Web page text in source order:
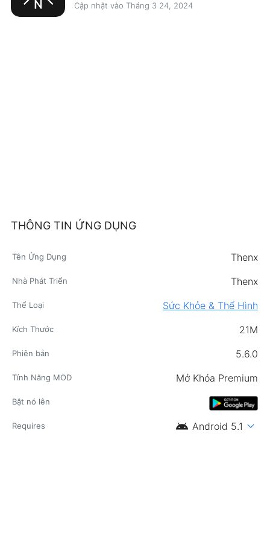
Cập nhật vào Tháng 3 24, 2024
THÔNG TIN ỨNG DỤNG
Tên Ứng Dụng Thenx
Nhà Phát Triển Thenx
Thể Loại Sức Khỏe & Thể Hình
Kích Thước 21M
Phiên bản 5.6.0
Tính Năng MOD Mở Khóa Premium
Bật nó lên
Requires android Android 5.1 expand_more